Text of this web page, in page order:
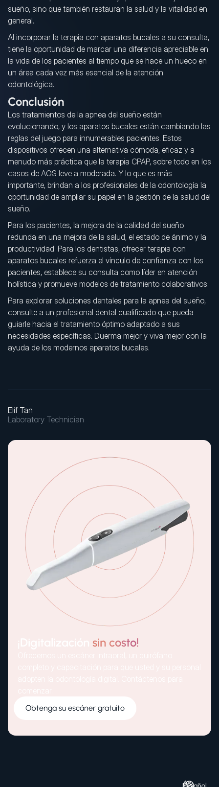
sueño, sino que también restauran la salud y la vitalidad en
general.
Al incorporar la terapia con aparatos bucales a su consulta,
tiene la oportunidad de marcar una diferencia apreciable en
la vida de los pacientes al tiempo que se hace un hueco en
un área cada vez más esencial de la atención
odontológica.
Conclusión
Los tratamientos de la apnea del sueño están
evolucionando, y los aparatos bucales están cambiando las
reglas del juego para innumerables pacientes. Estos
dispositivos ofrecen una alternativa cómoda, eficaz y a
menudo más práctica que la terapia CPAP, sobre todo en los
casos de AOS leve a moderada. Y lo que es más
importante, brindan a los profesionales de la odontología la
oportunidad de ampliar su papel en la gestión de la salud del
sueño.
Para los pacientes, la mejora de la calidad del sueño
redunda en una mejora de la salud, el estado de ánimo y la
productividad. Para los dentistas, ofrecer terapia con
aparatos bucales refuerza el vínculo de confianza con los
pacientes, establece su consulta como líder en atención
holística y promueve modelos de tratamiento colaborativos.
Para explorar soluciones dentales para la apnea del sueño,
consulte a un profesional dental cualificado que pueda
guiarle hacia el tratamiento óptimo adaptado a sus
necesidades específicas. Duerma mejor y viva mejor con la
ayuda de los modernos aparatos bucales.
Elif Tan
Laboratory Technician
sin costo!
Obtenga su escáner gratuito